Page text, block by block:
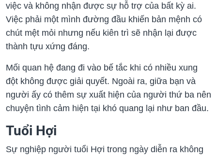
việc và không nhận được sự hỗ trợ của bất kỳ ai.
Việc phải một mình đường đầu khiến bản mệnh có
chút mệt mỏi nhưng nếu kiên trì sẽ nhận lại được
thành tựu xứng đáng.
Mối quan hệ đang đi vào bế tắc khi có nhiều xung
đột không được giải quyết. Ngoài ra, giữa bạn và
người ấy có thêm sự xuất hiện của người thứ ba nên
chuyện tình cảm hiện tại khó quang lại như ban đầu.
Tuổi Hợi
Sự nghiệp người tuổi Hợi trong ngày diễn ra không